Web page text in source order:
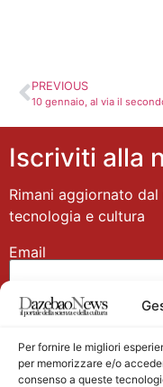
Per fornire le migliori
per memorizzare e/o
consenso a queste
PREVIOUS
Iscriviti alla
Rimani aggiornato
tecnologia e cultura
Email
Nome